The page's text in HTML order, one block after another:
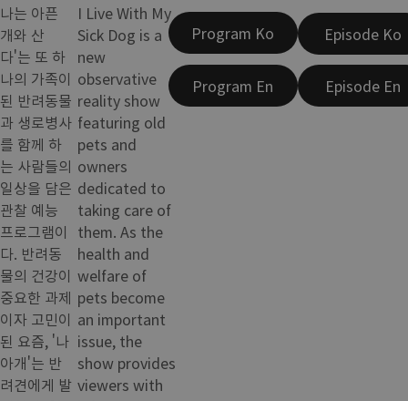
나는 아픈
개와 산
다'는 또 하
나의 가족이
된 반려동물
과 생로병사
를 함께 하
는 사람들의
일상을 담은
관찰 예능
프로그램이
다. 반려동
물의 건강이
중요한 과제
이자 고민이
된 요즘, '나
아개'는 반
려견에게 발
I Live With My
Sick Dog is a
new
observative
reality show
featuring old
pets and
owners
dedicated to
taking care of
them. As the
health and
welfare of
pets become
an important
issue, the
show provides
viewers with
Program Ko
Program En
Episode Ko
Episode En